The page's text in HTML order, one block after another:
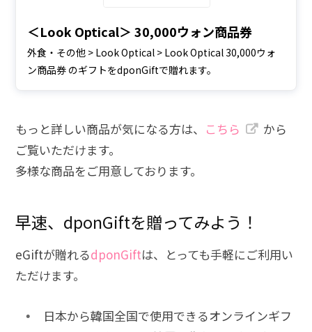
＜Look Optical＞ 30,000ウォン商品券
外食・その他 > Look Optical > Look Optical 30,000ウォ
ン商品券 のギフトをdponGiftで贈れます。
もっと詳しい商品が気になる方は、 こちら
から
ご覧いただけます。
多様な商品をご用意しております。
早速、dponGiftを贈ってみよう！
eGiftが贈れるdponGiftは、とっても手軽にご利用い
ただけます。
日本から韓国全国で使用できるオンラインギフ